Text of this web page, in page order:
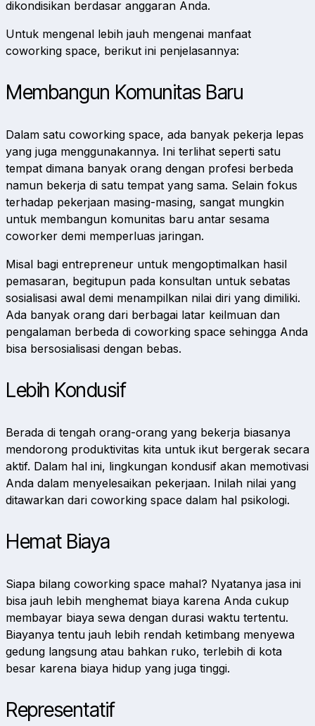
dikondisikan berdasar anggaran Anda.
Untuk mengenal lebih jauh mengenai manfaat
coworking space, berikut ini penjelasannya:
Membangun Komunitas Baru
Dalam satu coworking space, ada banyak pekerja lepas
yang juga menggunakannya. Ini terlihat seperti satu
tempat dimana banyak orang dengan profesi berbeda
namun bekerja di satu tempat yang sama. Selain fokus
terhadap pekerjaan masing-masing, sangat mungkin
untuk membangun komunitas baru antar sesama
coworker demi memperluas jaringan.
Misal bagi entrepreneur untuk mengoptimalkan hasil
pemasaran, begitupun pada konsultan untuk sebatas
sosialisasi awal demi menampilkan nilai diri yang dimiliki.
Ada banyak orang dari berbagai latar keilmuan dan
pengalaman berbeda di coworking space sehingga Anda
bisa bersosialisasi dengan bebas.
Lebih Kondusif
Berada di tengah orang-orang yang bekerja biasanya
mendorong produktivitas kita untuk ikut bergerak secara
aktif. Dalam hal ini, lingkungan kondusif akan memotivasi
Anda dalam menyelesaikan pekerjaan. Inilah nilai yang
ditawarkan dari coworking space dalam hal psikologi.
Hemat Biaya
Siapa bilang coworking space mahal? Nyatanya jasa ini
bisa jauh lebih menghemat biaya karena Anda cukup
membayar biaya sewa dengan durasi waktu tertentu.
Biayanya tentu jauh lebih rendah ketimbang menyewa
gedung langsung atau bahkan ruko, terlebih di kota
besar karena biaya hidup yang juga tinggi.
Representatif